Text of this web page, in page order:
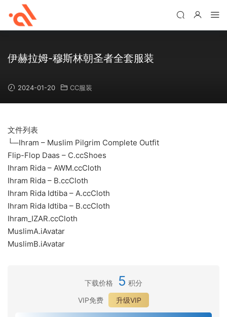
伊赫拉姆-穆斯林朝圣者全套服装
2024-01-20 CC服装
文件列表
└─Ihram – Muslim Pilgrim Complete Outfit
Flip-Flop Daas – C.ccShoes
Ihram Rida – AWM.ccCloth
Ihram Rida – B.ccCloth
Ihram Rida Idtiba – A.ccCloth
Ihram Rida Idtiba – B.ccCloth
Ihram_IZAR.ccCloth
MuslimA.iAvatar
MuslimB.iAvatar
下载价格 5 积分
VIP免费
升级VIP